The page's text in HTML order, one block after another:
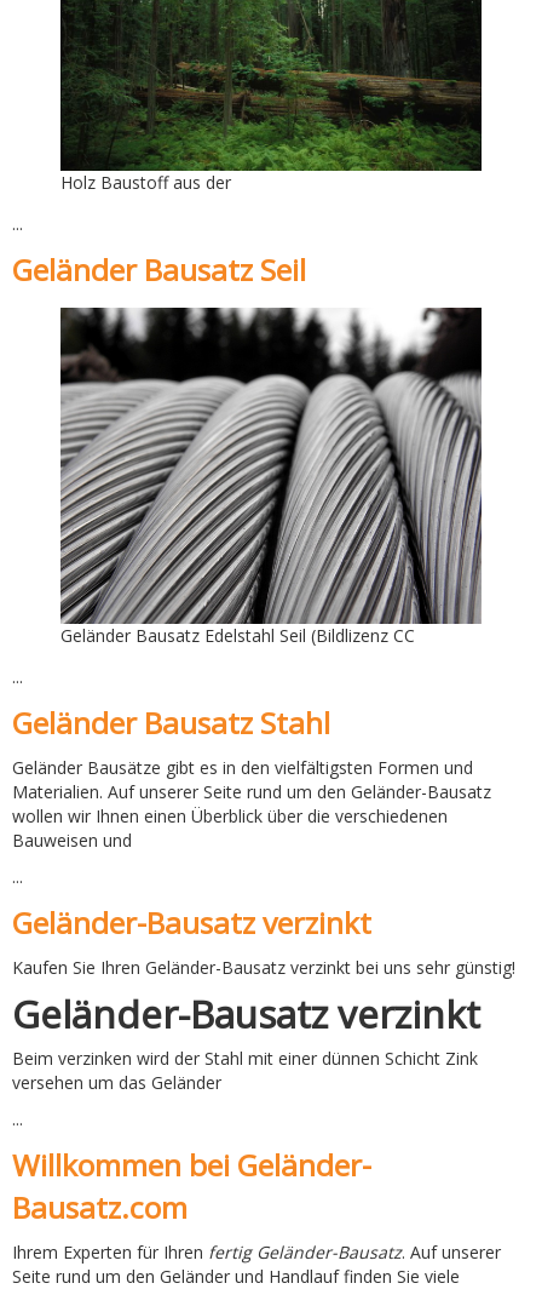
Holz Baustoff aus der
...
Geländer Bausatz Seil
Geländer Bausatz Edelstahl Seil (Bildlizenz CC
...
Geländer Bausatz Stahl
Geländer Bausätze gibt es in den vielfältigsten Formen und
Materialien. Auf unserer Seite rund um den Geländer-Bausatz
wollen wir Ihnen einen Überblick über die verschiedenen
Bauweisen und
...
Geländer-Bausatz verzinkt
Kaufen Sie Ihren Geländer-Bausatz verzinkt bei uns sehr günstig!
Geländer-Bausatz verzinkt
Beim verzinken wird der Stahl mit einer dünnen Schicht Zink
versehen um das Geländer
...
Willkommen bei Geländer-
Bausatz.com
Ihrem Experten für Ihren fertig Geländer-Bausatz. Auf unserer
Seite rund um den Geländer und Handlauf finden Sie viele